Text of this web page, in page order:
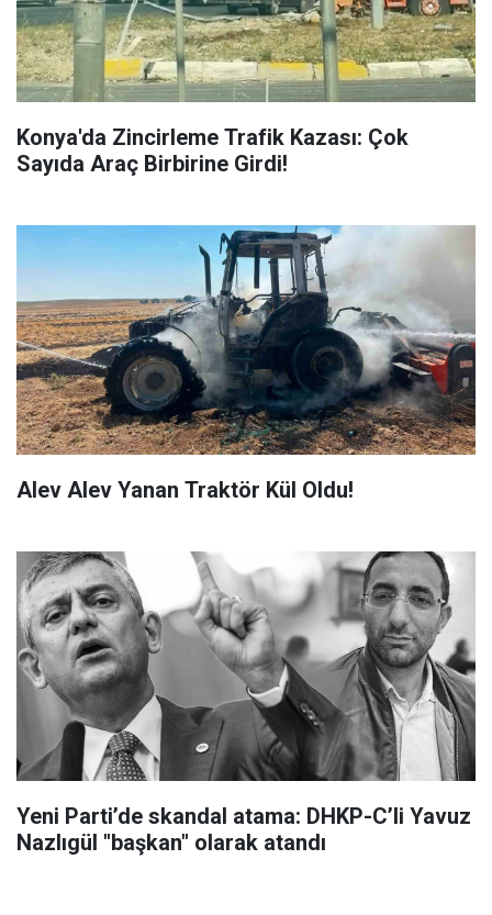
Konya'da Zincirleme Trafik Kazası: Çok
Sayıda Araç Birbirine Girdi!
Alev Alev Yanan Traktör Kül Oldu!
Yeni Parti’de skandal atama: DHKP-C’li Yavuz
Nazlıgül "başkan" olarak atandı